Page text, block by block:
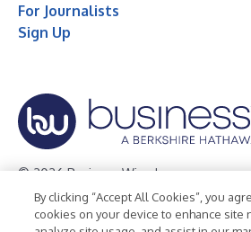
For Journalists
Sign Up
© 2026 Business Wire, Inc.
Privacy Policy Cookie Policy
By clicking “Accept All Cookies”, you
cookies on your device to enhance site